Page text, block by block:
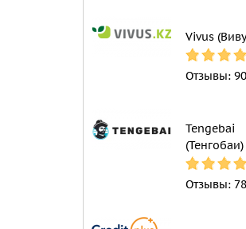
Vivus
Отзывы: 90
Tengebai
(Тенгобаи)
Отзывы: 78